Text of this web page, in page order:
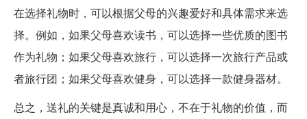
在选择礼物时，可以根据父母的兴趣爱好和具体需求来选
择。例如，如果父母喜欢读书，可以选择一些优质的图书
作为礼物；如果父母喜欢旅行，可以选择一次旅行产品或
者旅行团；如果父母喜欢健身，可以选择一款健身器材。
总之，送礼的关键是真诚和用心，不在于礼物的价值，而